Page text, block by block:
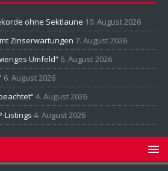
ohne Sektlaune 10. August 2026
Zinserwartungen 7. August 2026
Umfeld“ 6. August 2026
6. August 2026
4. August 2026
Listings 4. August 2026